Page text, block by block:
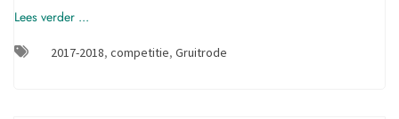
Lees verder ...
2017-2018, competitie, Gruitrode